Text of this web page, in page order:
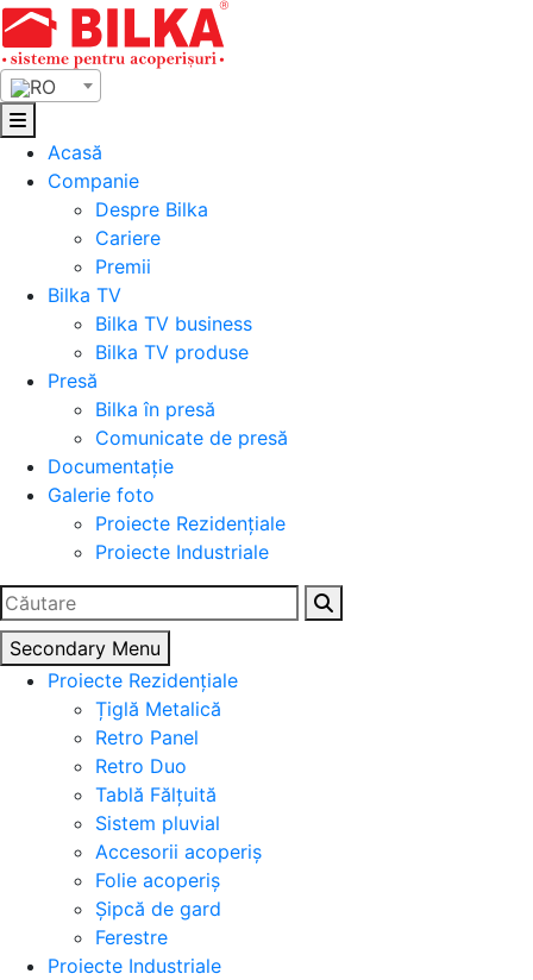
Skip
to
content
RO
Acasă
Companie
Despre Bilka
Cariere
Premii
Bilka TV
Bilka TV business
Bilka TV produse
Presă
Bilka în presă
Comunicate de presă
Documentație
Galerie foto
Proiecte Rezidențiale
Proiecte Industriale
Caută
după:
Secondary Menu
Proiecte Rezidențiale
Țiglă Metalică
Retro Panel
Retro Duo
Tablă Fălțuită
Sistem pluvial
Accesorii acoperiș
Folie acoperiș
Șipcă de gard
Ferestre
Proiecte Industriale